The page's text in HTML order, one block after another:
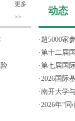
更多
>>
动态
· 超5000家
·第十二届
·第七届国
·2026国际
·南开大学
·2026年“